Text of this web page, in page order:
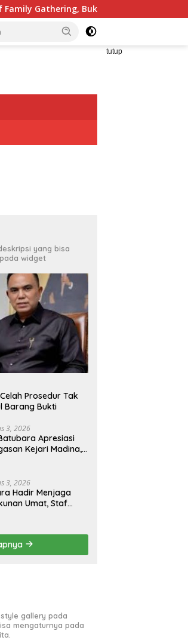
Kolaborasi Kedokteran Gigi Militer dan
tutup
yang bisa
widget
Prosedur Tak
Barang Bukti
3, 2026
Apresiasi
Kejari Madina,
Seluruh Pihak yang
Terlibat Kasus
Village
3, 2026
Hadir Menjaga
Umat, Staf
Chapel USU
gallery pada
mengaturnya pada